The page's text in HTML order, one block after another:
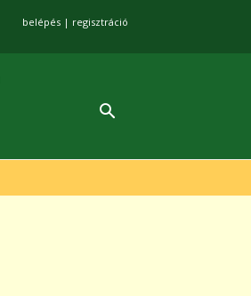
belépés | regisztráció